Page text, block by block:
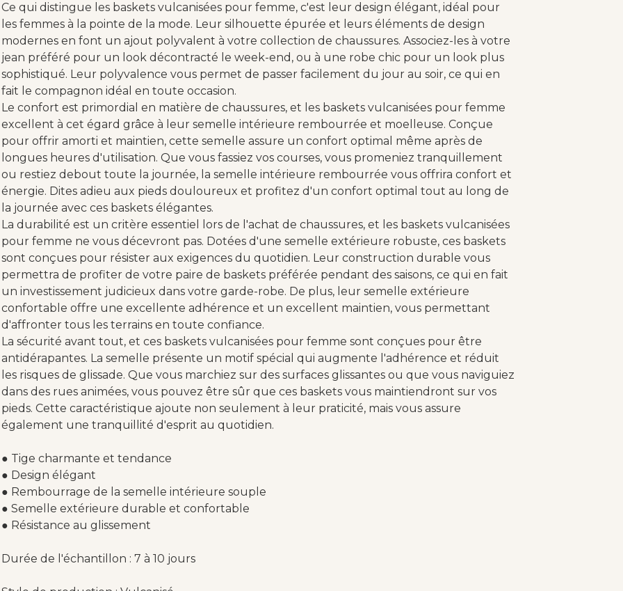
Ce qui distingue les baskets vulcanisées pour femme, c'est leur design élégant, idéal pour
les femmes à la pointe de la mode. Leur silhouette épurée et leurs éléments de design
modernes en font un ajout polyvalent à votre collection de chaussures. Associez-les à votre
jean préféré pour un look décontracté le week-end, ou à une robe chic pour un look plus
sophistiqué. Leur polyvalence vous permet de passer facilement du jour au soir, ce qui en
fait le compagnon idéal en toute occasion.
Le confort est primordial en matière de chaussures, et les baskets vulcanisées pour femme
excellent à cet égard grâce à leur semelle intérieure rembourrée et moelleuse. Conçue
pour offrir amorti et maintien, cette semelle assure un confort optimal même après de
longues heures d'utilisation. Que vous fassiez vos courses, vous promeniez tranquillement
ou restiez debout toute la journée, la semelle intérieure rembourrée vous offrira confort et
énergie. Dites adieu aux pieds douloureux et profitez d'un confort optimal tout au long de
la journée avec ces baskets élégantes.
La durabilité est un critère essentiel lors de l'achat de chaussures, et les baskets vulcanisées
pour femme ne vous décevront pas. Dotées d'une semelle extérieure robuste, ces baskets
sont conçues pour résister aux exigences du quotidien. Leur construction durable vous
permettra de profiter de votre paire de baskets préférée pendant des saisons, ce qui en fait
un investissement judicieux dans votre garde-robe. De plus, leur semelle extérieure
confortable offre une excellente adhérence et un excellent maintien, vous permettant
d'affronter tous les terrains en toute confiance.
La sécurité avant tout, et ces baskets vulcanisées pour femme sont conçues pour être
antidérapantes. La semelle présente un motif spécial qui augmente l'adhérence et réduit
les risques de glissade. Que vous marchiez sur des surfaces glissantes ou que vous naviguiez
dans des rues animées, vous pouvez être sûr que ces baskets vous maintiendront sur vos
pieds. Cette caractéristique ajoute non seulement à leur praticité, mais vous assure
également une tranquillité d'esprit au quotidien.
● Tige charmante et tendance
● Design élégant
● Rembourrage de la semelle intérieure souple
● Semelle extérieure durable et confortable
● Résistance au glissement
Durée de l'échantillon : 7 à 10 jours